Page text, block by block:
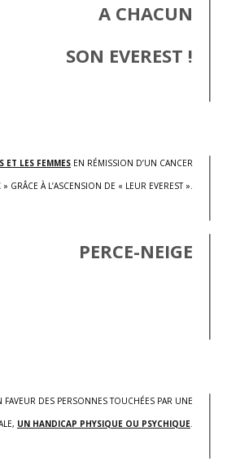
A CHACUN
SON EVEREST !
ET LES FEMMES EN RÉMISSION D’UN CANCER
GRÂCE À L’ASCENSION DE « LEUR EVEREST ».
PERCE-NEIGE
DES PERSONNES TOUCHÉES PAR UNE
UN HANDICAP PHYSIQUE OU PSYCHIQUE.